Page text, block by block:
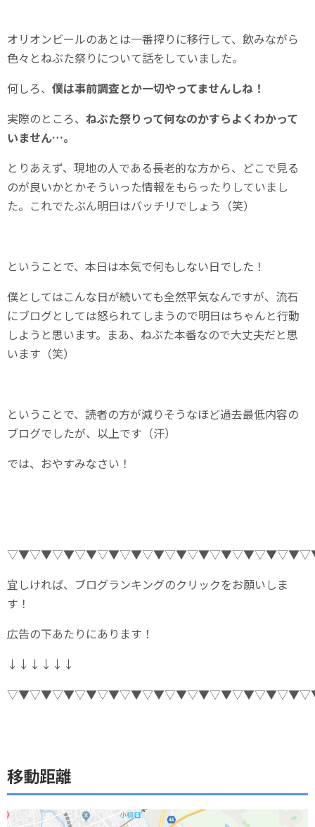
オリオンビールのあとは一番搾りに移行して、飲みながら
色々とねぶた祭りについて話をしていました。
何しろ、 僕は事前調査とか一切やってませんしね！
実際のところ、 ねぶた祭りって何なのかすらよくわかって
いません…。
とりあえず、現地の人である長老的な方から、どこで見る
のが良いかとかそういった情報をもらったりしていまし
た。これでたぶん明日はバッチリでしょう（笑）
ということで、本日は本気で何もしない日でした！
僕としてはこんな日が続いても全然平気なんですが、流石
にブログとしては怒られてしまうので明日はちゃんと行動
しようと思います。まあ、ねぶた本番なので大丈夫だと思
います（笑）
ということで、読者の方が減りそうなほど過去最低内容の
ブログでしたが、以上です（汗）
では、おやすみなさい！
宜しければ、ブログランキングのクリックをお願いしま
す！
広告の下あたりにあります！
↓↓↓↓↓↓
移動距離